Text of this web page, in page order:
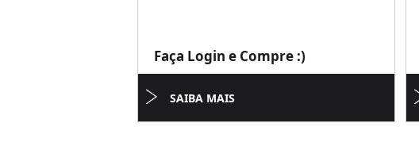
Faça Login e Compre :)
SAIBA MAIS